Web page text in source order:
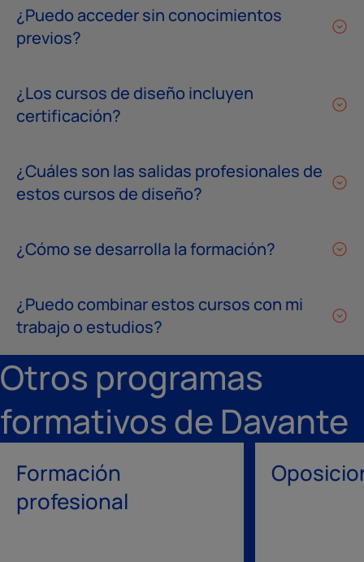
¿Puedo acceder sin conocimientos
previos?
¿Los cursos de diseño incluyen
certificación?
¿Cuáles son las salidas profesionales de
estos cursos de diseño?
¿Cómo se desarrolla la formación?
¿Puedo combinar estos cursos con mi
trabajo o estudios?
Otros programas
formativos de Davante
Formación
profesional